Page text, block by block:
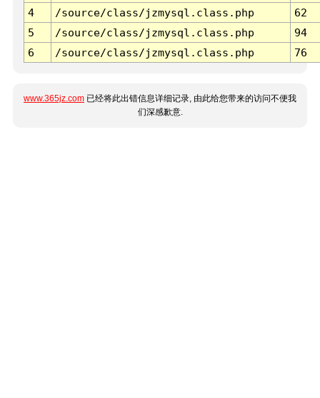
4
/source/class/jzmysql.class.php
62
5
/source/class/jzmysql.class.php
94
6
/source/class/jzmysql.class.php 76
www.365jz.com 已经将此出错信息详细记录, 由此给您带来的访问不便我
们深感歉意.